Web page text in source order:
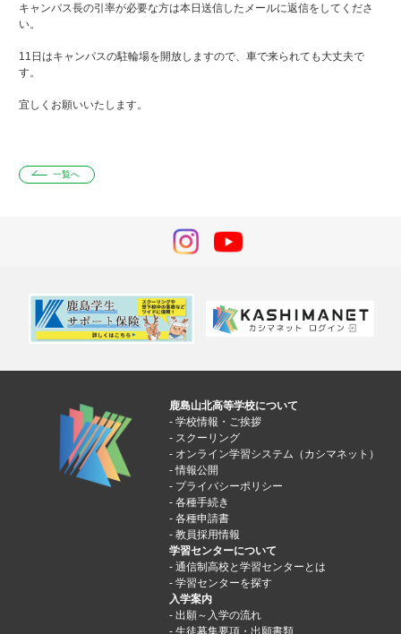
キャンパス長の引率が必要な方は本日送信したメールに返信をしてくださ
い。
11日はキャンパスの駐輪場を開放しますので、車で来られても大丈夫で
す。
宜しくお願いいたします。
一覧へ
鹿島山北高等学校について
学校情報・ご挨拶
スクーリング
オンライン学習システム（カシマネット）
情報公開
プライバシーポリシー
各種手続き
各種申請書
教員採用情報
学習センターについて
通信制高校と学習センターとは
学習センターを探す
入学案内
出願～入学の流れ